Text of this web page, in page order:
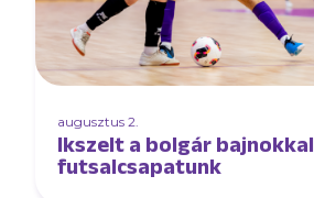
augusztus 2.
Ikszelt a bolgár bajnokkal
futsalcsapatunk